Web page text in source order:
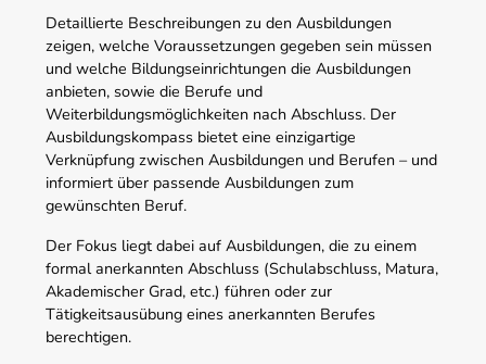
Detaillierte Beschreibungen zu den Ausbildungen
zeigen, welche Voraussetzungen gegeben sein müssen
und welche Bildungseinrichtungen die Ausbildungen
anbieten, sowie die Berufe und
Weiterbildungsmöglichkeiten nach Abschluss. Der
Ausbildungskompass bietet eine einzigartige
Verknüpfung zwischen Ausbildungen und Berufen – und
informiert über passende Ausbildungen zum
gewünschten Beruf.
Der Fokus liegt dabei auf Ausbildungen, die zu einem
formal anerkannten Abschluss (Schulabschluss, Matura,
Akademischer Grad, etc.) führen oder zur
Tätigkeitsausübung eines anerkannten Berufes
berechtigen.